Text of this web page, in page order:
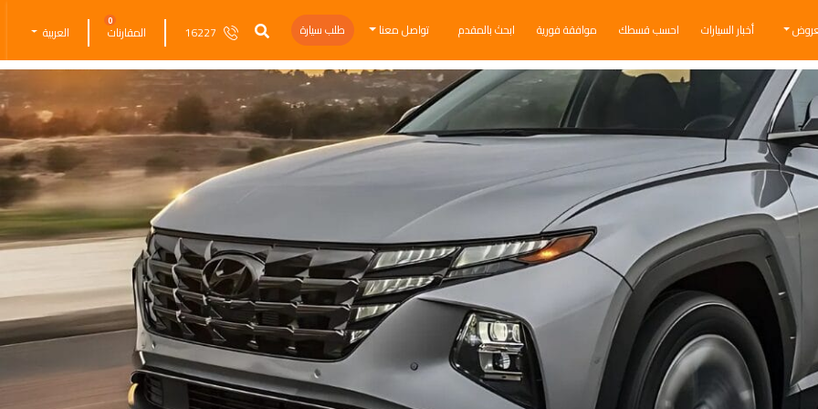
أخبار السيارات احسب قسطك موافقة فورية ابحث بالمقدم تواصل معنا طلب سيارة 16227 المقارنات
0
العربية